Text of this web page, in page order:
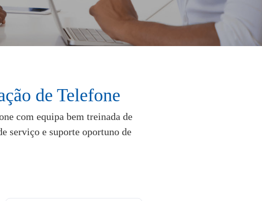
de Telefone
com equipa bem treinada de
serviço e suporte oportuno de